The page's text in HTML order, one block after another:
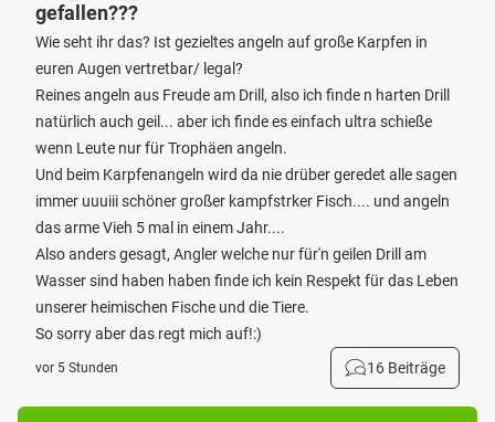
gefallen???
Wie seht ihr das? Ist gezieltes angeln auf große Karpfen in
euren Augen vertretbar/ legal?
Reines angeln aus Freude am Drill, also ich finde n harten Drill
natürlich auch geil... aber ich finde es einfach ultra schieße
wenn Leute nur für Trophäen angeln.
Und beim Karpfenangeln wird da nie drüber geredet alle sagen
immer uuuiii schöner großer kampfstrker Fisch.... und angeln
das arme Vieh 5 mal in einem Jahr....
Also anders gesagt, Angler welche nur für'n geilen Drill am
Wasser sind haben haben finde ich kein Respekt für das Leben
unserer heimischen Fische und die Tiere.
So sorry aber das regt mich auf!:)
vor 5 Stunden 16 Beiträge